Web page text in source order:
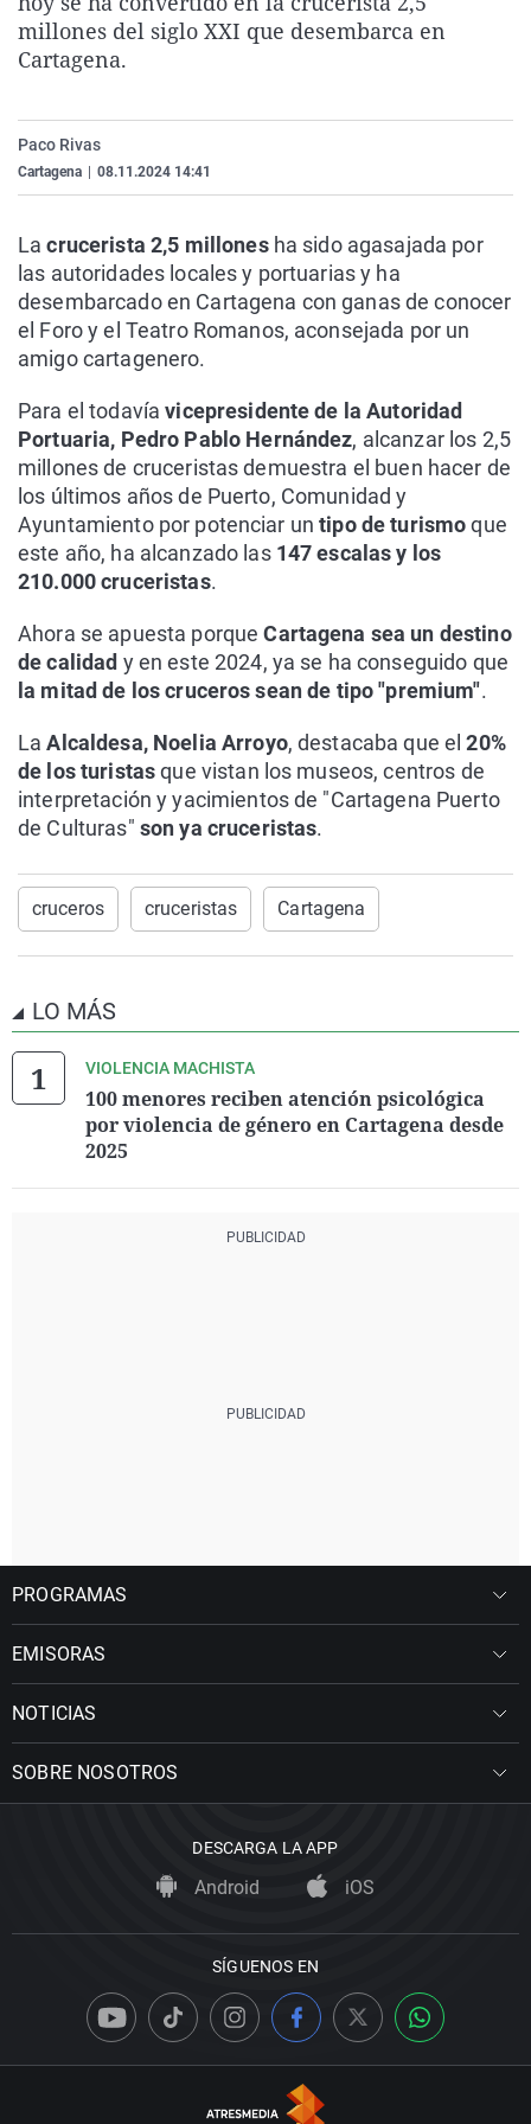
La rosa de los vientos
Caso
Extremadura
Virales
millones del siglo XXI que desembarca en
Cartagena.
Paco Rivas
Cartagena 08.11.2024 14:41
Lacrucerista 2,5 millonesha sido agasajada por
las autoridades locales y portuarias y ha
desembarcado en Cartagena con ganas de conocer
el Foro y el Teatro Romanos, aconsejada por un
amigo cartagenero.
Para el todavíavicepresidente de la Autoridad
Portuaria, Pedro Pablo Hernández, alcanzar los 2,5
millones de cruceristas demuestra el buen hacer de
los últimos años de Puerto, Comunidad y
Ayuntamiento por potenciar untipo de turismoque
este año, ha alcanzado las 147 escalas y los
210.000 cruceristas.
Ahora se apuesta porqueCartagena sea un destino
de calidad y en este 2024, ya se ha conseguido que
la mitad de los cruceros sean de tipo "premium".
LaAlcaldesa, Noelia Arroyo, destacaba que el20%
de los turistasque vistan los museos, centros de
interpretación y yacimientos de "Cartagena Puerto
de Culturas" son ya cruceristas.
cruceros cruceristas Cartagena
LO MÁS
VIOLENCIA MACHISTA
100 menores reciben atención psicológica
por violencia de género en Cartagena desde
2025
PROGRAMAS
EMISORAS
NOTICIAS
SOBRE NOSOTROS
DESCARGA LA APP
Android iOS
SÍGUENOS EN